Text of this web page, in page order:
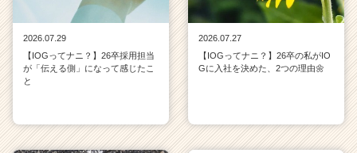
2026.07.29
【IOGってナニ？】26卒採用担当
が「伝える側」になって感じたこ
と
2026.07.27
【IOGってナニ？】26卒の私がIO
Gに入社を決めた、2つの理由🌼